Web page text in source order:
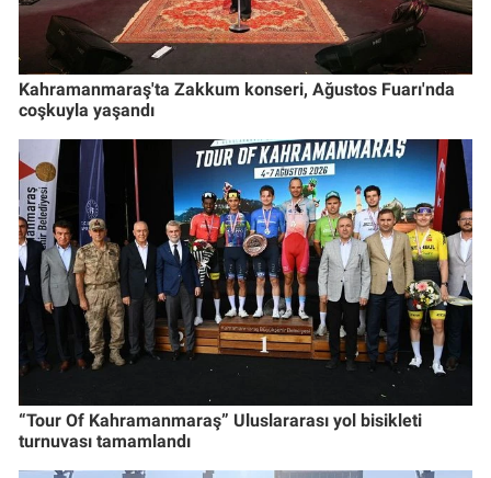
Kahramanmaraş'ta Zakkum konseri, Ağustos Fuarı'nda
coşkuyla yaşandı
“Tour Of Kahramanmaraş” Uluslararası yol bisikleti
turnuvası tamamlandı